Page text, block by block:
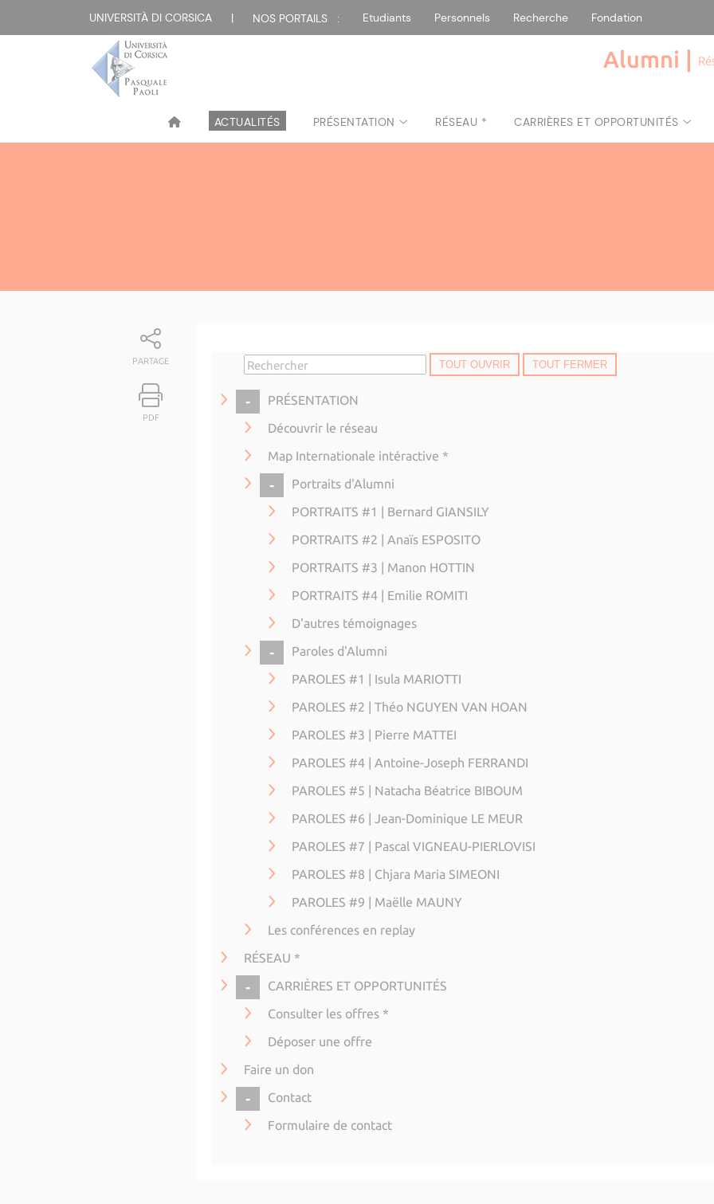
UNIVERSITÀ DI CORSICA | NOS PORTAILS : Etudiants Personnels Recherche Fondation
Alumni |
ACTUALITÉS PRÉSENTATION RÉSEAU * CARRIÈRES ET OPPORTUNITÉS
PARTAGE
PDF
TOUT OUVRIR TOUT FERMER
COLLAPSE
PRÉSENTATION
Découvrir le réseau
Map Internationale intéractive *
COLLAPSE
Portraits d'Alumni
PORTRAITS #1 | Bernard GIANSILY
PORTRAITS #2 | Anaïs ESPOSITO
PORTRAITS #3 | Manon HOTTIN
PORTRAITS #4 | Emilie ROMITI
D'autres témoignages
COLLAPSE
Paroles d'Alumni
PAROLES #1 | Isula MARIOTTI
PAROLES #2 | Théo NGUYEN VAN HOAN
PAROLES #3 | Pierre MATTEI
PAROLES #4 | Antoine-Joseph FERRANDI
PAROLES #5 | Natacha Béatrice BIBOUM
PAROLES #6 | Jean-Dominique LE MEUR
PAROLES #7 | Pascal VIGNEAU-PIERLOVISI
PAROLES #8 | Chjara Maria SIMEONI
PAROLES #9 | Maëlle MAUNY
Les conférences en replay
RÉSEAU *
COLLAPSE
CARRIÈRES ET OPPORTUNITÉS
Consulter les offres *
Déposer une offre
Faire un don
COLLAPSE
Contact
Formulaire de contact